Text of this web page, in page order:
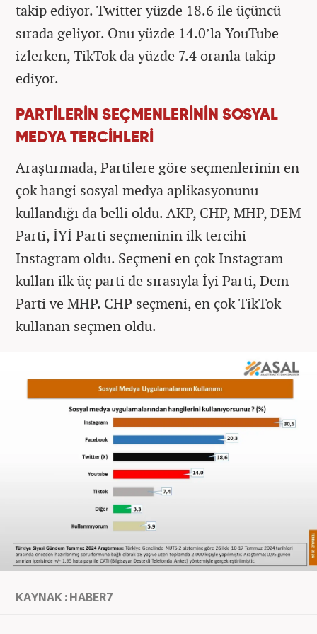
takip ediyor. Twitter yüzde 18.6 ile üçüncü
sırada geliyor. Onu yüzde 14.0’la YouTube
izlerken, TikTok da yüzde 7.4 oranla takip
ediyor.
PARTİLERİN SEÇMENLERİNİN SOSYAL
MEDYA TERCİHLERİ
Araştırmada, Partilere göre seçmenlerinin en
çok hangi sosyal medya aplikasyonunu
kullandığı da belli oldu. AKP, CHP, MHP, DEM
Parti, İYİ Parti seçmeninin ilk tercihi
Instagram oldu. Seçmeni en çok Instagram
kullan ilk üç parti de sırasıyla İyi Parti, Dem
Parti ve MHP. CHP seçmeni, en çok TikTok
kullanan seçmen oldu.
KAYNAK : HABER7